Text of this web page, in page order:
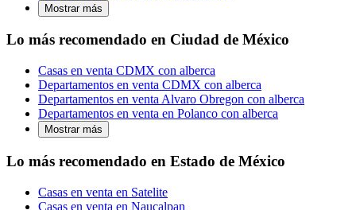
Mostrar más
Lo más recomendado en Ciudad de México
Casas en venta CDMX con alberca
Departamentos en venta CDMX con alberca
Departamentos en venta Alvaro Obregon con alberca
Departamentos en venta en Polanco con alberca
Mostrar más
Lo más recomendado en Estado de México
Casas en venta en Satelite
Casas en venta en Naucalpan